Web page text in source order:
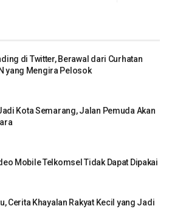
di Twitter, Berawal dari Curhatan
yang Mengira Pelosok
Kota Semarang, Jalan Pemuda Akan
Mobile Telkomsel Tidak Dapat Dipakai
Cerita Khayalan Rakyat Kecil yang Jadi